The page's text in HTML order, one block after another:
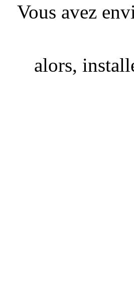
Vous avez
alors,